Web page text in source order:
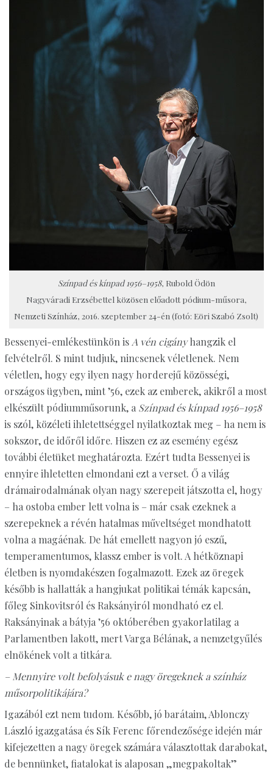
Színpad és kínpad 1956–1958, Rubold Ödön
Nagyváradi Erzsébettel közösen előadott pódium-műsora,
Nemzeti Színház, 2016. szeptember 24-én (fotó: Eöri Szabó Zsolt)
Bessenyei-emlékestünkön isA vén cigányhangzik el
felvételről. S mint tudjuk, nincsenek véletlenek. Nem
véletlen, hogy egy ilyen nagy horderejű közösségi,
országos ügyben, mint ’56, ezek az emberek, akikről a most
elkészült pódiumműsorunk, a Színpad és kínpad 1956–1958
is szól, közéleti ihletettséggel nyilatkoztak meg – ha nem is
sokszor, de időről időre. Hiszen ez az esemény egész
további életüket meghatározta. Ezért tudta Bessenyei is
ennyire ihletetten elmondani ezt a verset. Ő a világ
drámairodalmának olyan nagy szerepeit játszotta el, hogy
– ha ostoba ember lett volna is – már csak ezeknek a
szerepeknek a révén hatalmas műveltséget mondhatott
volna a magáénak. De hát emellett nagyon jó eszű,
temperamentumos, klassz ember is volt. A hétköznapi
életben is nyomdakészen fogalmazott. Ezek az öregek
később is hallatták a hangjukat politikai témák kapcsán,
főleg Sinkovitsról és Raksányiról mondható ez el.
Raksányinak a bátyja ’56 októberében gyakorlatilag a
Parlamentben lakott, mert Varga Bélának, a nemzetgyűlés
elnökének volt a titkára.
– Mennyire volt befolyásuk e nagy öregeknek a színház
műsorpolitikájára?
Igazából ezt nem tudom. Később, jó barátaim, Ablonczy
László igazgatása és Sík Ferenc főrendezősége idején már
kifejezetten a nagy öregek számára választottak darabokat,
de bennünket, fiatalokat is alaposan „megpakoltak”